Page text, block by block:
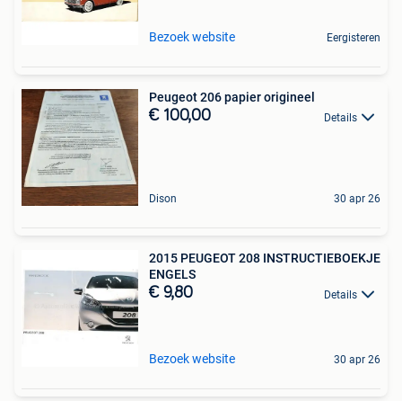
Bezoek website Eergisteren
Peugeot 206 papier origineel
€ 100,00 Details
Dison 30 apr 26
2015 PEUGEOT 208 INSTRUCTIEBOEKJE
ENGELS
€ 9,80 Details
Bezoek website 30 apr 26